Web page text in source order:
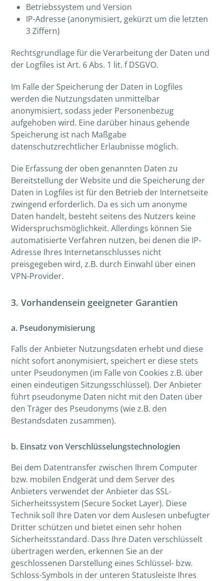
Betriebssystem und Version
IP-Adresse (anonymisiert, gekürzt um die letzten
3 Ziffern)
Rechtsgrundlage für die Verarbeitung der Daten und
der Logfiles ist Art. 6 Abs. 1 lit. f DSGVO.
Im Falle der Speicherung der Daten in Logfiles
werden die Nutzungsdaten unmittelbar
anonymisiert, sodass jeder Personenbezug
aufgehoben wird. Eine darüber hinaus gehende
Speicherung ist nach Maßgabe
datenschutzrechtlicher Erlaubnisse möglich.
Die Erfassung der oben genannten Daten zu
Bereitstellung der Website und die Speicherung der
Daten in Logfiles ist für den Betrieb der Internetseite
zwingend erforderlich. Da es sich um anonyme
Daten handelt, besteht seitens des Nutzers keine
Widerspruchsmöglichkeit. Allerdings können Sie
automatisierte Verfahren nutzen, bei denen die IP-
Adresse Ihres Internetanschlusses nicht
preisgegeben wird, z.B. durch Einwahl über einen
VPN-Provider.
3. Vorhandensein geeigneter Garantien
a. Pseudonymisierung
Falls der Anbieter Nutzungsdaten erhebt und diese
nicht sofort anonymisiert, speichert er diese stets
unter Pseudonymen (im Falle von Cookies z.B. über
einen eindeutigen Sitzungsschlüssel). Der Anbieter
führt pseudonyme Daten nicht mit den Daten über
den Träger des Pseudonyms (wie z.B. den
Bestandsdaten zusammen).
b. Einsatz von Verschlüsselungstechnologien
Bei dem Datentransfer zwischen Ihrem Computer
bzw. mobilen Endgerät und dem Server des
Anbieters verwendet der Anbieter das SSL-
Sicherheitssystem (Secure Socket Layer). Diese
Technik soll Ihre Daten vor dem Auslesen unbefugter
Dritter schützen und bietet einen sehr hohen
Sicherheitsstandard. Dass Ihre Daten verschlüsselt
übertragen werden, erkennen Sie an der
geschlossenen Darstellung eines Schlüssel- bzw.
Schloss-Symbols in der unteren Statusleiste Ihres